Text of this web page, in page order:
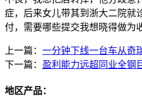
症，后来女儿带其到浙大二院就
付，需要哪些提交我想晓得做为
上一篇： 一分钟下线一台车从奇
下一篇： 盈利能力远超同业全钢
地区产品：